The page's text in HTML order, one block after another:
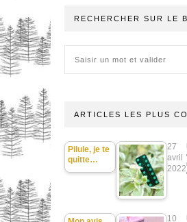
RECHERCHER SUR LE
ARTICLES LES PLUS
Pilule, je te
quitte…
27
avril
2022
10